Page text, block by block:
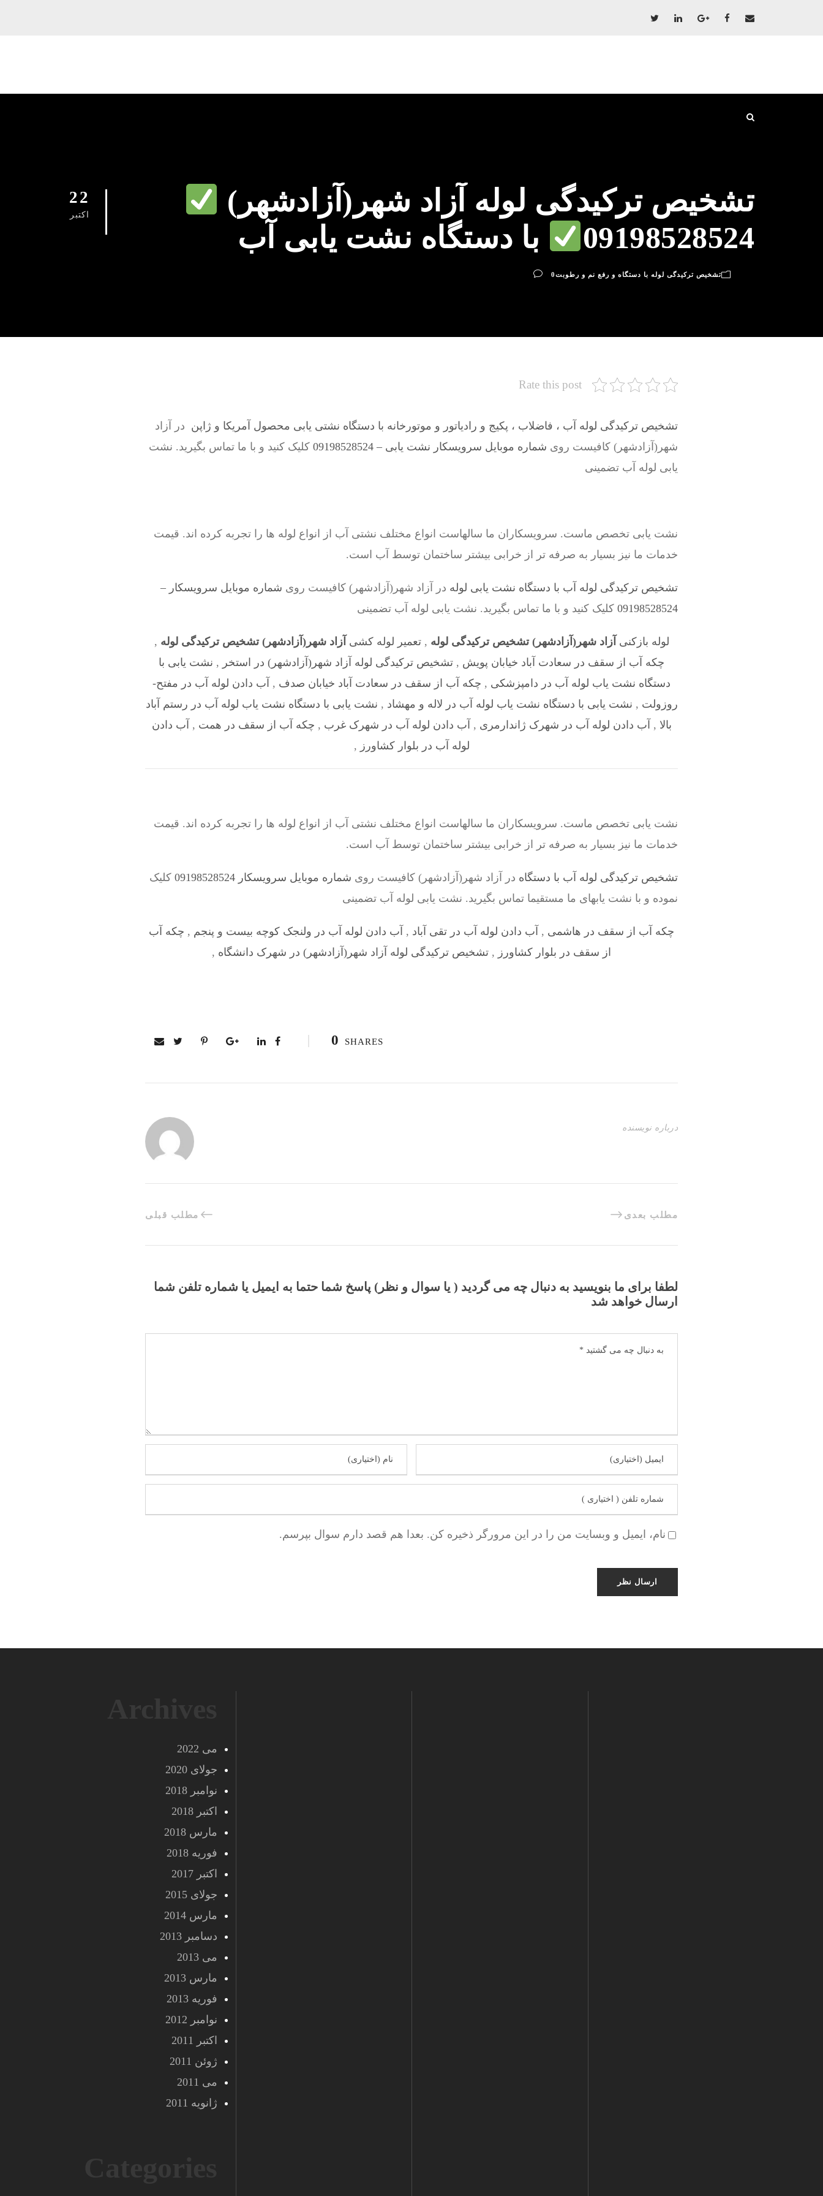
22
اکتبر
تشخیص ترکیدگی لوله آزاد شهر(آزادشهر)
09198528524
با دستگاه نشت یابی آب
تشخیص ترکیدگی لوله با دستگاه و رفع نم و رطوبت0
Rate this post
تشخیص ترکیدگی لوله آب ، فاضلاب ، پکیج و رادیاتور و موتورخانه با دستگاه نشتی یابی محصول آمریکا و ژاپن در آزاد
شهر(آزادشهر) کافیست روی شماره موبایل سرویسکار نشت یابی – 09198528524
کلیک کنید و با ما تماس بگیرید. نشت
یابی لوله آب تضمینی
نشت یابی تخصص ماست. سرویسکاران ما سالهاست انواع مختلف نشتی آب از انواع لوله ها را تجربه کرده اند. قیمت
خدمات ما نیز بسیار به صرفه تر از خرابی بیشتر ساختمان توسط آب است.
تشخیص ترکیدگی لوله آب با دستگاه نشت یابی لوله در آزاد شهر(آزادشهر) کافیست روی شماره موبایل سرویسکار –
09198528524 کلیک کنید و با ما تماس بگیرید. نشت یابی لوله آب تضمینی
لوله بازکنی آزاد شهر(آزادشهر) تشخیص ترکیدگی لوله ,تعمیر لوله کشی آزاد شهر(آزادشهر) تشخیص ترکیدگی لوله ,
چکه آب از سقف در سعادت آباد خیابان پویش , تشخیص ترکیدگی لوله آزاد شهر(آزادشهر) در استخر , نشت یابی با
دستگاه نشت یاب لوله آب در دامپزشکی , چکه آب از سقف در سعادت آباد خیابان صدف , آب دادن لوله آب در مفتح-
روزولت , نشت یابی با دستگاه نشت یاب لوله آب در لاله و مهشاد , نشت یابی با دستگاه نشت یاب لوله آب در رستم آباد
بالا , آب دادن لوله آب در شهرک ژاندارمری , آب دادن لوله آب در شهرک غرب , چکه آب از سقف در همت , آب دادن
لوله آب در بلوار کشاورز ,
نشت یابی تخصص ماست. سرویسکاران ما سالهاست انواع مختلف نشتی آب از انواع لوله ها را تجربه کرده اند. قیمت
خدمات ما نیز بسیار به صرفه تر از خرابی بیشتر ساختمان توسط آب است.
تشخیص ترکیدگی لوله آب با دستگاه در آزاد شهر(آزادشهر) کافیست روی شماره موبایل سرویسکار 09198528524
کلیک
نموده و با نشت یابهای ما مستقیما تماس بگیرید. نشت یابی لوله آب تضمینی
چکه آب از سقف در هاشمی , آب دادن لوله آب در تقی آباد , آب دادن لوله آب در ولنجک کوچه بیست و پنجم , چکه آب
از سقف در بلوار کشاورز , تشخیص ترکیدگی لوله آزاد شهر(آزادشهر) در شهرک دانشگاه ,
0 SHARES
درباره نویسنده
مطلب قبلی مطلب بعدی
لطفا برای ما بنویسید به دنبال چه می گردید ( یا سوال و نظر) پاسخ شما حتما به ایمیل یا شماره تلفن شما
ارسال خواهد شد
نام، ایمیل و وبسایت من را در این مرورگر ذخیره کن. بعدا هم قصد دارم سوال بپرسم.
می 2022
جولای 2020
نوامبر 2018
اکتبر 2018
مارس 2018
فوریه 2018
اکتبر 2017
جولای 2015
مارس 2014
دسامبر 2013
می 2013
مارس 2013
فوریه 2013
نوامبر 2012
اکتبر 2011
ژوئن 2011
می 2011
ژانویه 2011